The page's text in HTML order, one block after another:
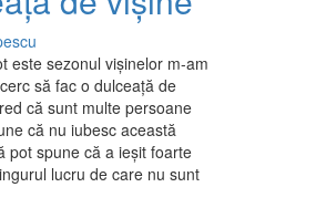
este sezonul vișinelor m-am
să fac o dulceață de
că sunt multe persoane
că nu iubesc această
pot spune că a ieșit foarte
lucru de care nu sunt